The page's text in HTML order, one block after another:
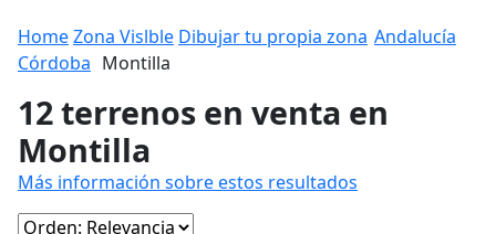
HomeZona Vislble Dibujar tu propia zona Andalucía
Córdoba Montilla
12 terrenos en venta en
Montilla
Más información sobre estos resultados